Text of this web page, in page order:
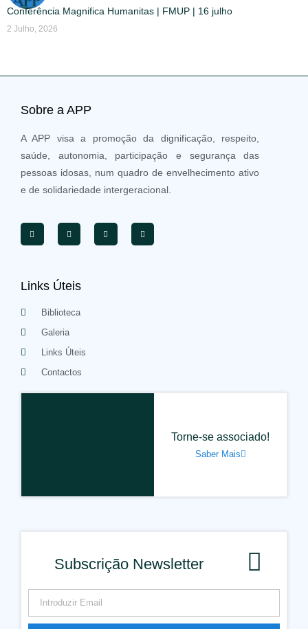
Conferência Magnifica Humanitas | FMUP | 16 julho
2 Julho, 2026
Sobre a APP
A APP visa a promoção da dignificação, respeito,
saúde, autonomia, participação e segurança das
pessoas idosas, num quadro de envelhecimento ativo
e de solidariedade intergeracional.
Links Úteis
Biblioteca
Galeria
Links Úteis
Contactos
Torne-se associado!
Saber Mais
Subscrição Newsletter